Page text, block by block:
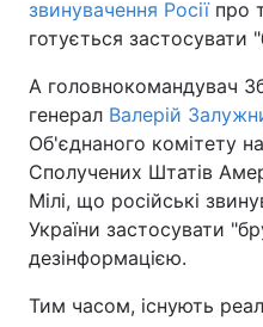
звинувачення Росіїпро
готується застосувати
А головнокомандувач
генерал Валерій
Об'єднаного комітету
Сполучених Штатів
Мілі, що російські
України застосувати
дезінформацією.
Тим часом, існують